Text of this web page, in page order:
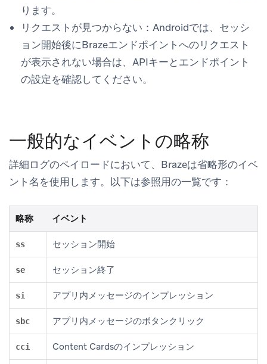
ります。
リクエストが見つからない ：Androidでは、セッシ
ョン開始後にBrazeエンドポイントへのリクエスト
が表示されない場合は、APIキーとエンドポイント
の設定を確認してください。
一般的なイベントの略称
詳細ログのペイロードにおいて、Brazeは省略形のイベ
ント名を使用します。以下は参照用の一覧です：
略称 イベント
ss セッション開始
se セッション終了
si アプリ内メッセージのインプレッション
sbc アプリ内メッセージのボタンクリック
cci Content Cardsのインプレッション